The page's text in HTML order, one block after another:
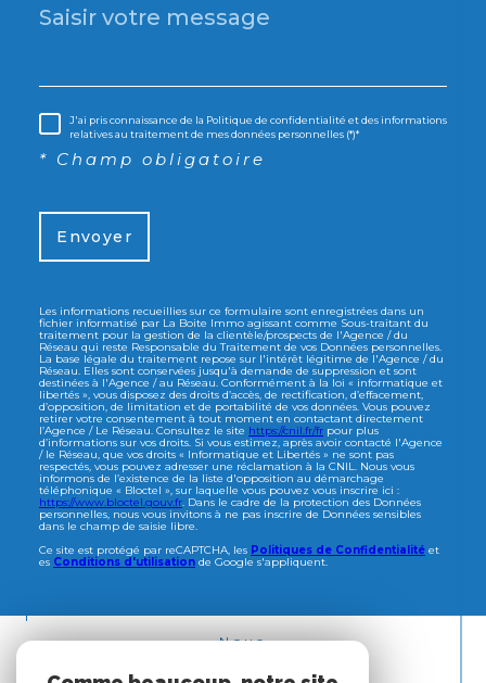
J'ai pris connaissance de la Politique de confidentialité et des informations
relatives au traitement de mes données personnelles (*)*
* Champ obligatoire
Envoyer
Les informations recueillies sur ce formulaire sont enregistrées dans un
fichier informatisé par La Boite Immo agissant comme Sous-traitant du
traitement pour la gestion de la clientèle/prospects de l'Agence / du
Réseau qui reste Responsable du Traitement de vos Données personnelles.
La base légale du traitement repose sur l'intérêt légitime de l'Agence / du
Réseau. Elles sont conservées jusqu'à demande de suppression et sont
destinées à l'Agence / au Réseau. Conformément à la loi « informatique et
libertés », vous disposez des droits d’accès, de rectification, d’effacement,
d’opposition, de limitation et de portabilité de vos données. Vous pouvez
retirer votre consentement à tout moment en contactant directement
l’Agence / Le Réseau. Consultez le site https://cnil.fr/fr pour plus
d’informations sur vos droits. Si vous estimez, après avoir contacté l'Agence
/ le Réseau, que vos droits « Informatique et Libertés » ne sont pas
respectés, vous pouvez adresser une réclamation à la CNIL. Nous vous
informons de l’existence de la liste d'opposition au démarchage
téléphonique « Bloctel », sur laquelle vous pouvez vous inscrire ici :
https://www.bloctel.gouv.fr. Dans le cadre de la protection des Données
personnelles, nous vous invitons à ne pas inscrire de Données sensibles
dans le champ de saisie libre.
Ce site est protégé par reCAPTCHA, les Politiques de Confidentialité et
es Conditions d'utilisation de Google s'appliquent.
Nous